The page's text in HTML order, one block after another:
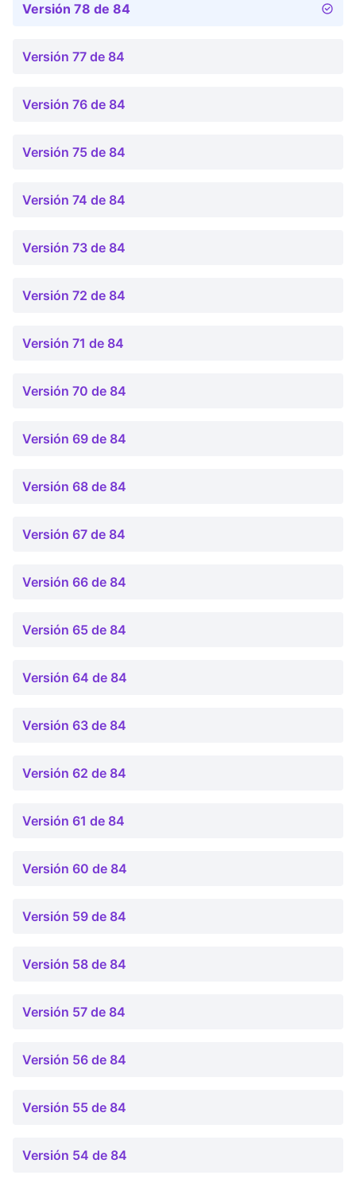
Versión 78 de 84
Versión 77 de 84
Versión 76 de 84
Versión 75 de 84
Versión 74 de 84
Versión 73 de 84
Versión 72 de 84
Versión 71 de 84
Versión 70 de 84
Versión 69 de 84
Versión 68 de 84
Versión 67 de 84
Versión 66 de 84
Versión 65 de 84
Versión 64 de 84
Versión 63 de 84
Versión 62 de 84
Versión 61 de 84
Versión 60 de 84
Versión 59 de 84
Versión 58 de 84
Versión 57 de 84
Versión 56 de 84
Versión 55 de 84
Versión 54 de 84